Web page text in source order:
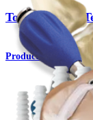
Tornillos para
Producto
Codo